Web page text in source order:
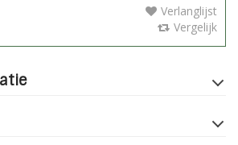
Verlanglijst
Vergelijk